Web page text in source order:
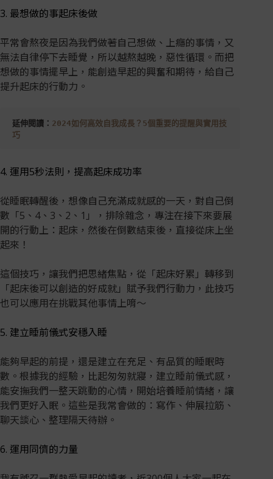
3. 最想做的事起床後做
平常會熬夜是因為我們做著自己想做、上癮的事情，又
無法自律停下去睡覺，所以越熬越晚，惡性循環。而把
想做的事情擺早上，能創造早起的興奮和期待，給自己
提升起床的行動力。
延伸閱讀： 2024如何高效自我成長？5個重要的提醒與實用技
巧
4. 運用5秒法則，提高起床成功率
從睡眠轉醒後，想像自己充滿成就感的一天，對自己倒
數「5、4、3、2、1」，排除雜念，專注在接下來要展
開的行動上：起床，然後在倒數結束後，直接從床上坐
起來！
這個技巧，讓我們把思緒焦點，從「起床好累」轉移到
「起床後可以創造的好成就」賦予我們行動力，此技巧
也可以應用在挑戰其他事情上唷～
5. 建立睡前儀式安穩入睡
能夠早起的前提，還是建立在充足、有品質的睡眠時
數。根據我的經驗，比起匆匆就寢，建立睡前儀式感，
能安撫我們一整天跳動的心情，開始培養睡前情緒，讓
我們更好入眠。這些是我常會做的：寫作、伸展拉筋、
聊天談心、整理隔天待辦。
6. 運用同儕的力量